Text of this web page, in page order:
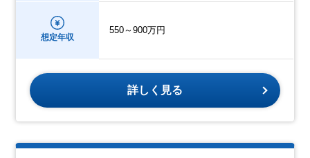
想定年収
550～900万円
詳しく見る